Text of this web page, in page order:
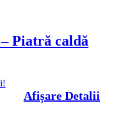
Piatră caldă
Afișare Detalii